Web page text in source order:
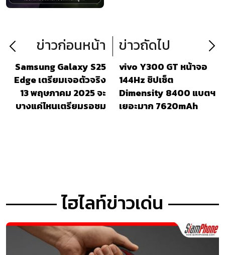
ข่าวก่อนหน้า
Samsung Galaxy S25
Edge เตรียมเจอตัวจริง
13 พฤษภาคม 2025 จะ
บางแค่ไหนเตรียมรอชม
ข่าวถัดไป
vivo Y300 GT หน้าจอ
144Hz ชิปเซ็ต
Dimensity 8400 แบตฯ
เยอะมาก 7620mAh
ไฮไลท์ข่าวเด่น